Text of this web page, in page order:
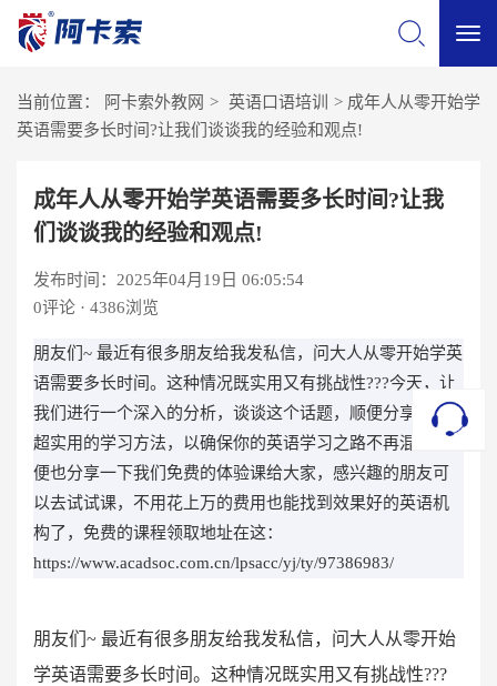
当前位置： 阿卡索外教网 > 英语口语培训 > 成年人从零开始学
英语需要多长时间?让我们谈谈我的经验和观点!
成年人从零开始学英语需要多长时间?让我
们谈谈我的经验和观点!
发布时间：2025年04月19日 06:05:54
0评论 · 4386浏览
朋友们~ 最近有很多朋友给我发私信，问大人从零开始学英
语需要多长时间。这种情况既实用又有挑战性???今天，让
我们进行一个深入的分析，谈谈这个话题，顺便分享一些
超实用的学习方法，以确保你的英语学习之路不再混乱! 顺
便也分享一下我们免费的体验课给大家，感兴趣的朋友可
以去试试课，不用花上万的费用也能找到效果好的英语机
构了，免费的课程领取地址在这：
https://www.acadsoc.com.cn/lpsacc/yj/ty/97386983/
朋友们~ 最近有很多朋友给我发私信，问大人从零开始
学英语需要多长时间。这种情况既实用又有挑战性???